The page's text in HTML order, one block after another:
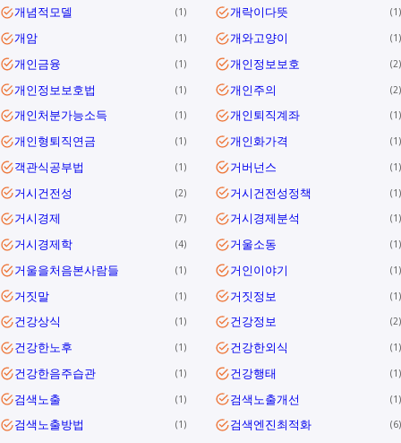
개념적모델 1 개락이다뜻 1
개암 1 개와고양이 1
개인금융 1 개인정보보호 2
개인정보보호법 1 개인주의 2
개인처분가능소득 1 개인퇴직계좌 1
개인형퇴직연금 1 개인화가격 1
객관식공부법 1 거버넌스 1
거시건전성 2 거시건전성정책 1
거시경제 7 거시경제분석 1
거시경제학 4 거울소동 1
거울을처음본사람들 1 거인이야기 1
거짓말 1 거짓정보 1
건강상식 1 건강정보 2
건강한노후 1 건강한외식 1
건강한음주습관 1 건강행태 1
검색노출 1 검색노출개선 1
검색노출방법 1 검색엔진최적화 6